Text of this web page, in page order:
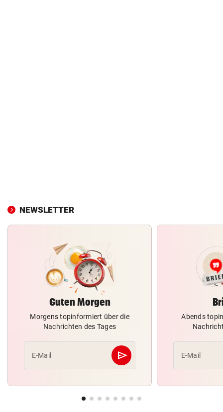
NEWSLETTER
Guten Morgen
Morgens topinformiert über die
Nachrichten des Tages
E-Mail send
Abschicken
Abends
E-Mail